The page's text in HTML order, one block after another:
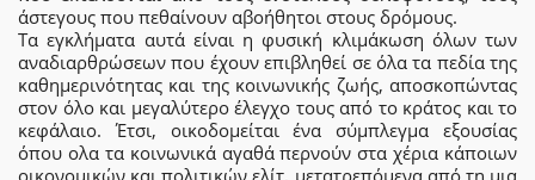
άστεγους που πεθαίνουν αβοήθητοι στους δρόμους.
Τα εγκλήματα αυτά είναι η φυσική κλιμάκωση όλων των
αναδιαρθρώσεων που έχουν επιβληθεί σε όλα τα πεδία της
καθημερινότητας και της κοινωνικής ζωής, αποσκοπώντας
στον όλο και μεγαλύτερο έλεγχο τους από το κράτος και το
κεφάλαιο. Έτσι, οικοδομείται ένα σύμπλεγμα εξουσίας
όπου ολα τα κοινωνικά αγαθά περνούν στα χέρια κάποιων